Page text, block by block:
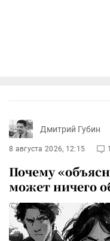
Дмитрий Губин
8 августа 2026, 12:15
Почему
может ничего